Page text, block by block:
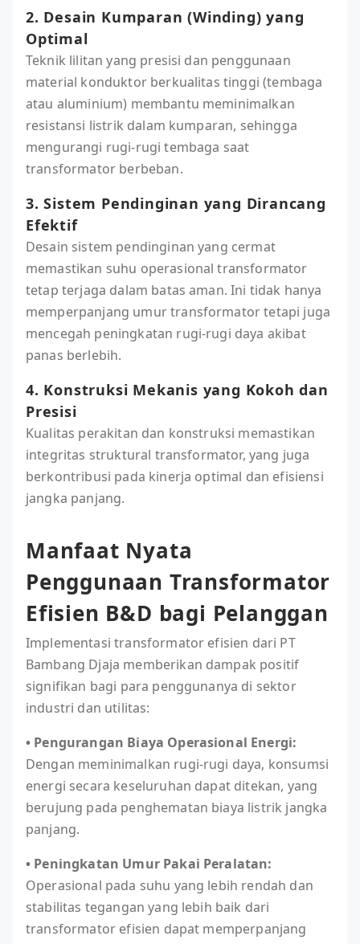
2. Desain Kumparan (Winding) yang
Optimal
Teknik lilitan yang presisi dan penggunaan
material konduktor berkualitas tinggi (tembaga
atau aluminium) membantu meminimalkan
resistansi listrik dalam kumparan, sehingga
mengurangi rugi-rugi tembaga saat
transformator berbeban.
3. Sistem Pendinginan yang Dirancang
Efektif
Desain sistem pendinginan yang cermat
memastikan suhu operasional transformator
tetap terjaga dalam batas aman. Ini tidak hanya
memperpanjang umur transformator tetapi juga
mencegah peningkatan rugi-rugi daya akibat
panas berlebih.
4. Konstruksi Mekanis yang Kokoh dan
Presisi
Kualitas perakitan dan konstruksi memastikan
integritas struktural transformator, yang juga
berkontribusi pada kinerja optimal dan efisiensi
jangka panjang.
Manfaat Nyata
Penggunaan Transformator
Efisien B&D bagi Pelanggan
Implementasi transformator efisien dari PT
Bambang Djaja memberikan dampak positif
signifikan bagi para penggunanya di sektor
industri dan utilitas:
• Pengurangan Biaya Operasional Energi:
Dengan meminimalkan rugi-rugi daya, konsumsi
energi secara keseluruhan dapat ditekan, yang
berujung pada penghematan biaya listrik jangka
panjang.
• Peningkatan Umur Pakai Peralatan:
Operasional pada suhu yang lebih rendah dan
stabilitas tegangan yang lebih baik dari
transformator efisien dapat memperpanjang